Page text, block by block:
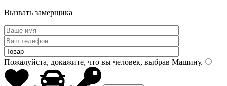
Вызвать замерщика
Пожалуйста, докажите, что вы человек, выбрав Машину.